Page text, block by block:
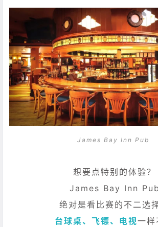
James Bay Inn Pub
想要点特别的体验？
James Bay Inn Pub
绝对是看比赛的不二选择
台球桌、飞镖、电视一样